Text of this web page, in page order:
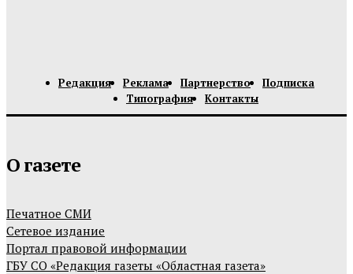
Редакция Реклама Партнерство
Подписка
Типография
Контакты
О газете
Печатное СМИ
Сетевое издание
Портал правовой информации
ГБУ СО «Редакция газеты «Областная газета»